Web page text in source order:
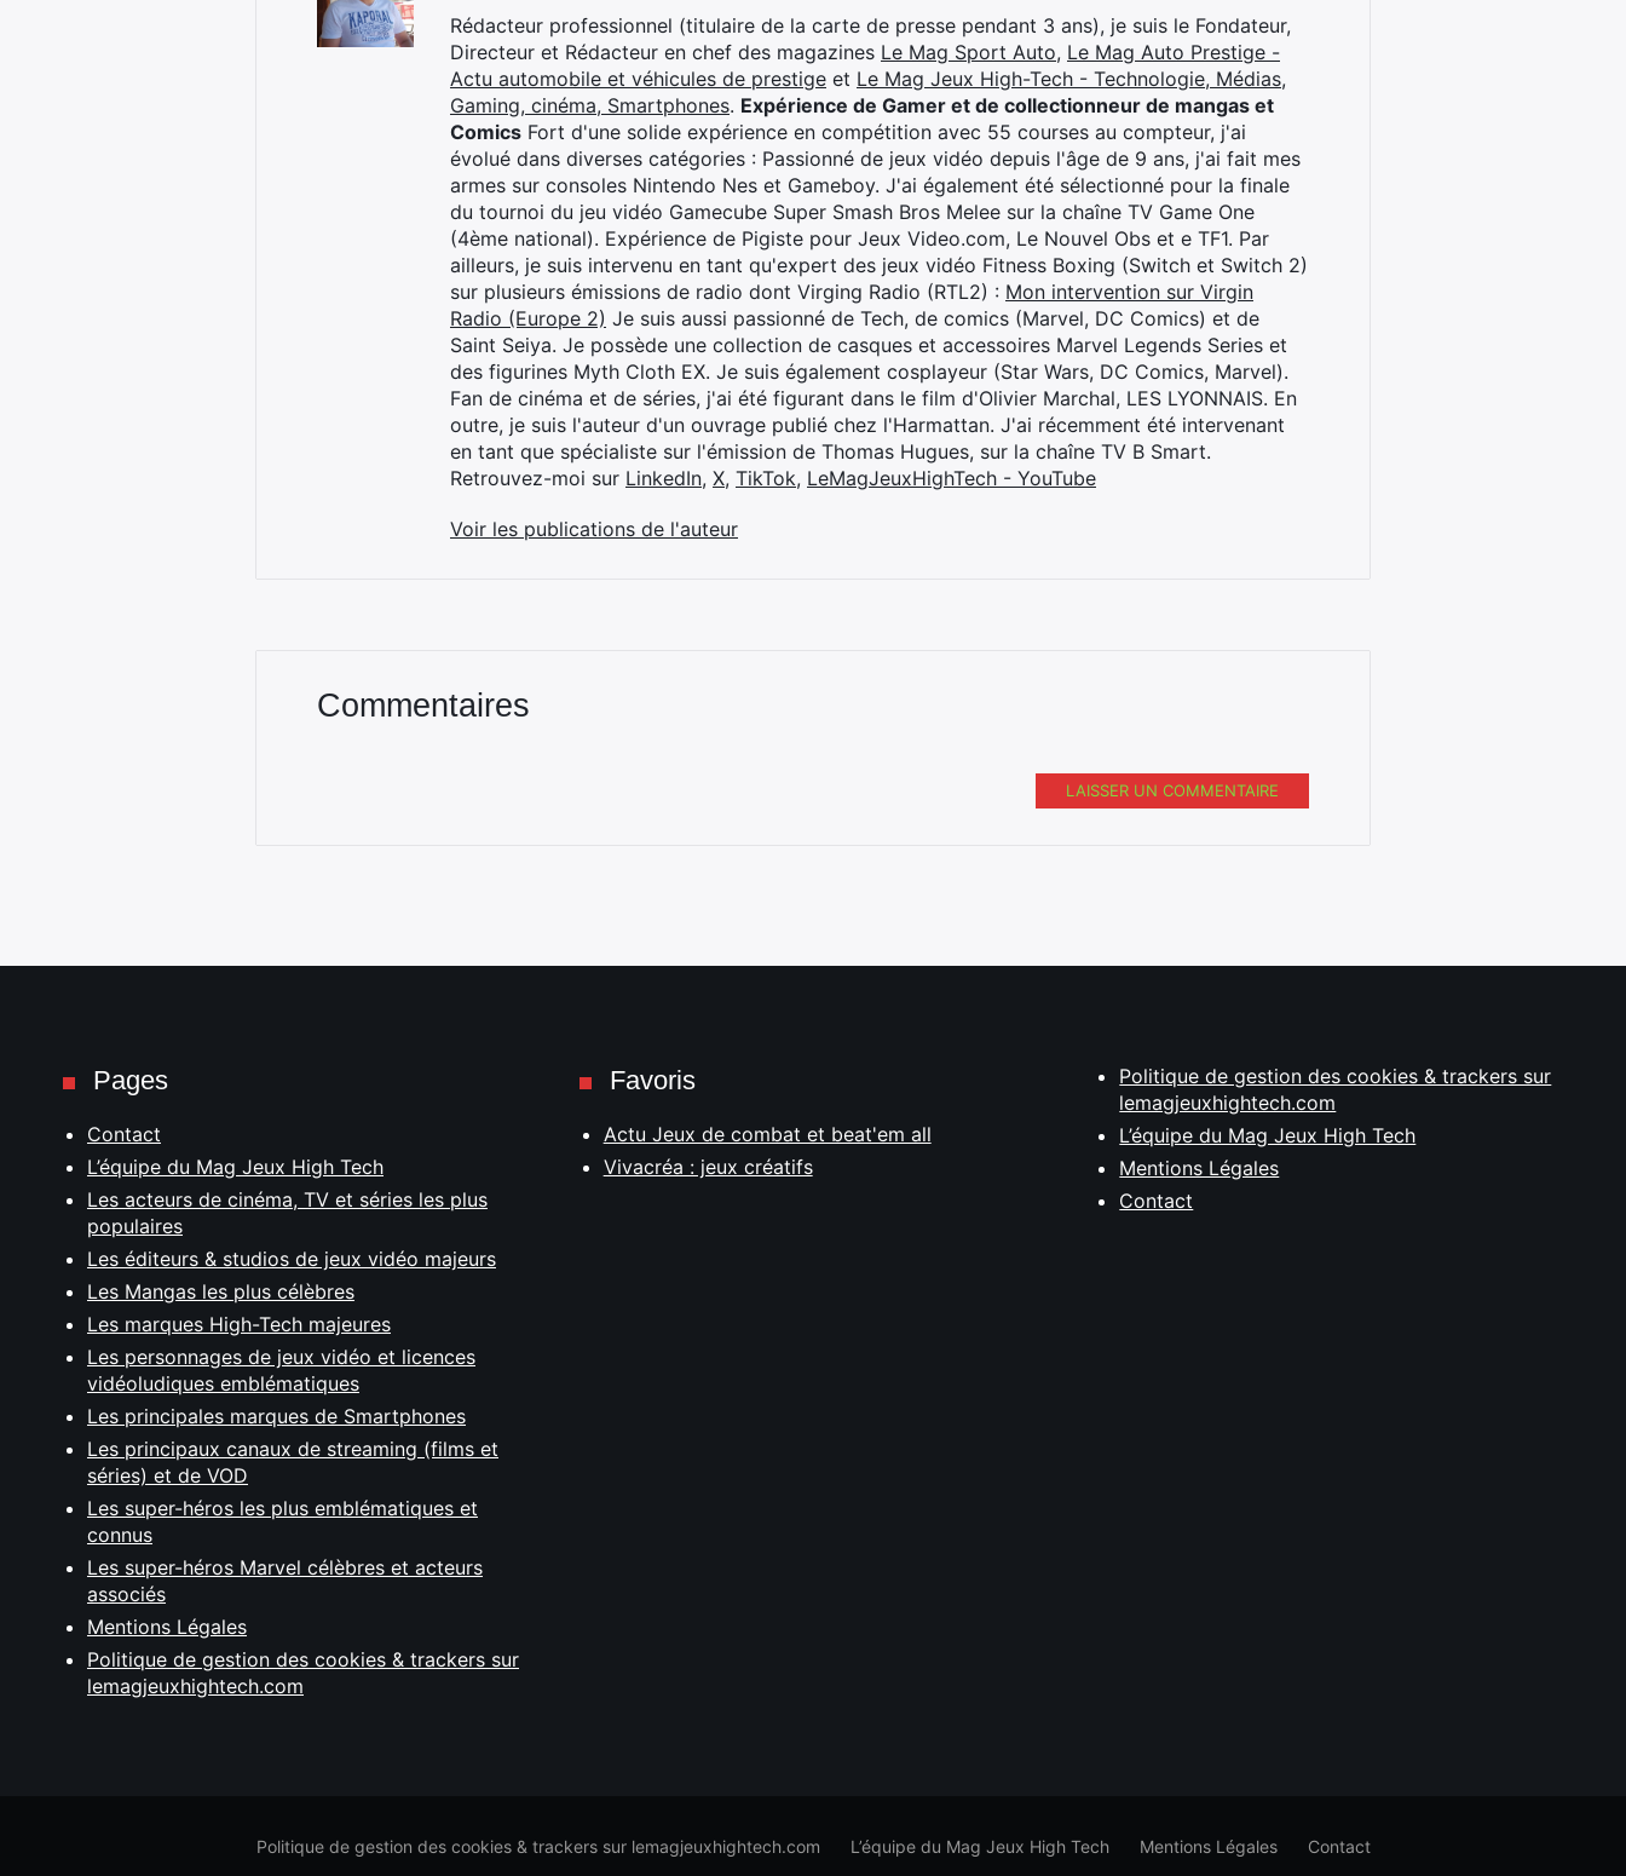
Rédacteur professionnel (titulaire de la carte de presse pendant 3 ans), je suis le Fondateur,
Directeur et Rédacteur en chef des magazines Le Mag Sport Auto, Le Mag Auto Prestige -
Actu automobile et véhicules de prestige et Le Mag Jeux High-Tech - Technologie, Médias,
Gaming, cinéma, Smartphones. Expérience de Gamer et de collectionneur de mangas et
Comics Fort d'une solide expérience en compétition avec 55 courses au compteur, j'ai
évolué dans diverses catégories : Passionné de jeux vidéo depuis l'âge de 9 ans, j'ai fait mes
armes sur consoles Nintendo Nes et Gameboy. J'ai également été sélectionné pour la finale
du tournoi du jeu vidéo Gamecube Super Smash Bros Melee sur la chaîne TV Game One
(4ème national). Expérience de Pigiste pour Jeux Video.com, Le Nouvel Obs et e TF1. Par
ailleurs, je suis intervenu en tant qu'expert des jeux vidéo Fitness Boxing (Switch et Switch 2)
sur plusieurs émissions de radio dont Virging Radio (RTL2) : Mon intervention sur Virgin
Radio (Europe 2) Je suis aussi passionné de Tech, de comics (Marvel, DC Comics) et de
Saint Seiya. Je possède une collection de casques et accessoires Marvel Legends Series et
des figurines Myth Cloth EX. Je suis également cosplayeur (Star Wars, DC Comics, Marvel).
Fan de cinéma et de séries, j'ai été figurant dans le film d'Olivier Marchal, LES LYONNAIS. En
outre, je suis l'auteur d'un ouvrage publié chez l'Harmattan. J'ai récemment été intervenant
en tant que spécialiste sur l'émission de Thomas Hugues, sur la chaîne TV B Smart.
Retrouvez-moi sur LinkedIn, X, TikTok, LeMagJeuxHighTech - YouTube
Voir les publications de l'auteur
Commentaires
LAISSER UN COMMENTAIRE
Pages
Contact
L’équipe du Mag Jeux High Tech
Les acteurs de cinéma, TV et séries les plus
populaires
Les éditeurs & studios de jeux vidéo majeurs
Les Mangas les plus célèbres
Les marques High-Tech majeures
Les personnages de jeux vidéo et licences
vidéoludiques emblématiques
Les principales marques de Smartphones
Les principaux canaux de streaming (films et
séries) et de VOD
Les super-héros les plus emblématiques et
connus
Les super-héros Marvel célèbres et acteurs
associés
Mentions Légales
Politique de gestion des cookies & trackers sur
lemagjeuxhightech.com
Favoris
Actu Jeux de combat et beat'em all
Vivacréa : jeux créatifs
Politique de gestion des cookies & trackers sur
lemagjeuxhightech.com
L’équipe du Mag Jeux High Tech
Mentions Légales
Contact
Politique de gestion des cookies & trackers sur lemagjeuxhightech.com L’équipe du Mag Jeux High Tech Mentions Légales Contact